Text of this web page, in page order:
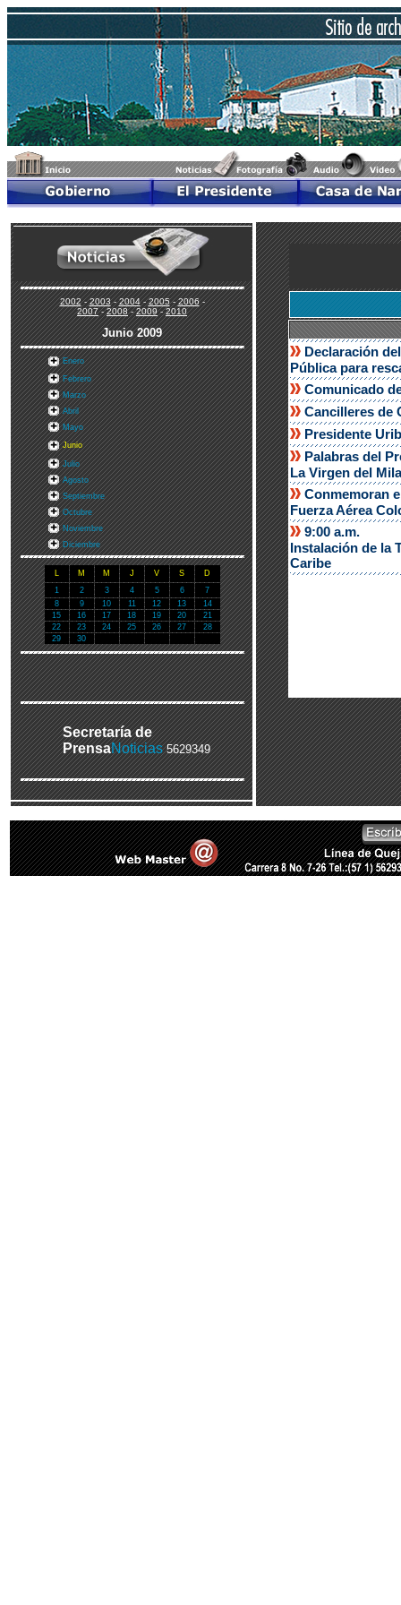
2002-2003-2004-2005-2006-
2007-2008-2009-2010
Junio 2009
Enero
Febrero
Marzo
Abril
Mayo
Junio
Julio
Agosto
Septiembre
Octubre
Noviembre
Diciembre
L M M J V S
D
1
2 3 4 5 6
7
8
9 10 11 12 13
14
15
16 17 18 19 20
21
22
23 24 25 26 27
28
29
30
Secretaría de
PrensaNoticias 5629349
Declaración
Pública para
Comunicado
Cancilleres de
Presidente
Palabras del
La Virgen del
Conmemoran
Fuerza Aérea
9:00 a.m.
Instalación de la
Caribe